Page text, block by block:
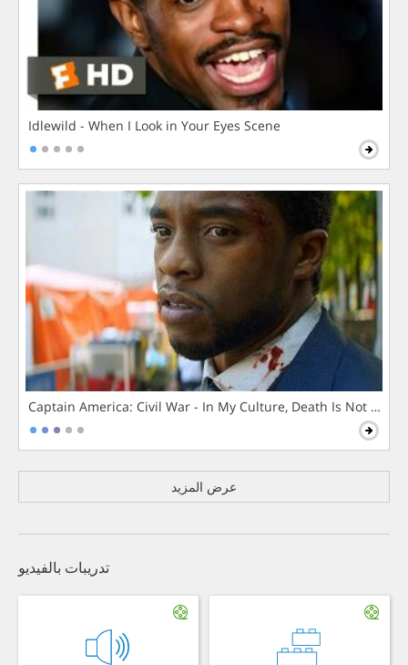
Idlewild - When I Look in Your Eyes Scene
Captain America: Civil War - In My Culture, Death Is Not The
عرض المزيد
تدريبات بالفيديو